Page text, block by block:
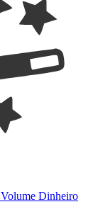
Volume Dinheiro